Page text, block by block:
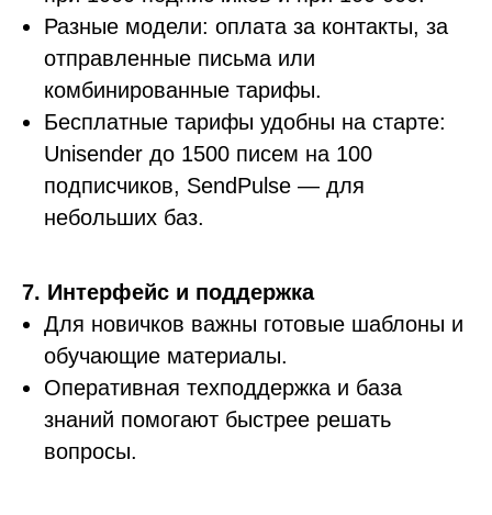
Разные модели: оплата за контакты, за
отправленные письма или
комбинированные тарифы.
Бесплатные тарифы удобны на старте:
Unisender до 1500 писем на 100
подписчиков, SendPulse — для
небольших баз.
7. Интерфейс и поддержка
Для новичков важны готовые шаблоны и
обучающие материалы.
Оперативная техподдержка и база
знаний помогают быстрее решать
вопросы.